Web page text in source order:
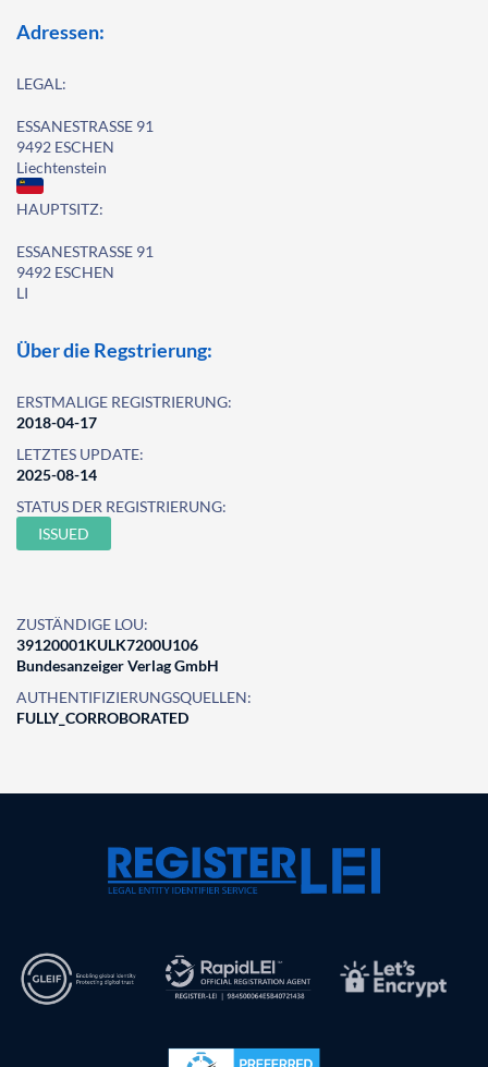
Adressen:
LEGAL:
ESSANESTRASSE 91
9492 ESCHEN
Liechtenstein
HAUPTSITZ:
ESSANESTRASSE 91
9492 ESCHEN
LI
Über die Regstrierung:
ERSTMALIGE REGISTRIERUNG:
2018-04-17
LETZTES UPDATE:
2025-08-14
STATUS DER REGISTRIERUNG:
ISSUED
ZUSTÄNDIGE LOU:
39120001KULK7200U106
Bundesanzeiger Verlag GmbH
AUTHENTIFIZIERUNGSQUELLEN:
FULLY_CORROBORATED